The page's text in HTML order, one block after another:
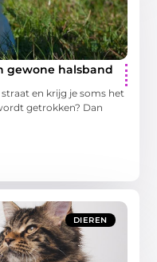
gewone halsband
en krijg je soms het
getrokken? Dan
DIEREN